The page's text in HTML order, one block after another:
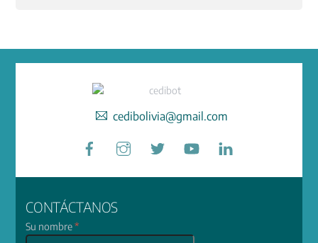
cedibolivia@gmail.com
Facebook YouTube
CONTÁCTANOS
Su nombre*